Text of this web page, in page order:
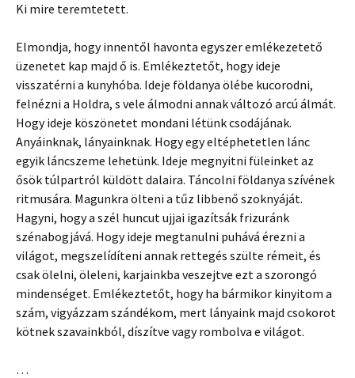
Ki mire teremtetett.
Elmondja, hogy innentől havonta egyszer emlékezetető
üzenetet kap majd ő is. Emlékeztetőt, hogy ideje
visszatérni a kunyhóba. Ideje földanya ölébe kucorodni,
felnézni a Holdra, s vele álmodni annak változó arcú álmát.
Hogy ideje köszönetet mondani létünk csodájának.
Anyáinknak, lányainknak. Hogy egy eltéphetetlen lánc
egyik láncszeme lehetünk. Ideje megnyitni füleinket az
ősök túlpartról küldött dalaira. Táncolni földanya szívének
ritmusára. Magunkra ölteni a tűz libbenő szoknyáját.
Hagyni, hogy a szél huncut ujjai igazítsák frizuránk
szénabogjává. Hogy ideje megtanulni puhává érezni a
világot, megszelídíteni annak rettegés szülte rémeit, és
csak ölelni, öleleni, karjainkba veszejtve ezt a szorongó
mindenséget. Emlékeztetőt, hogy ha bármikor kinyitom a
szám, vigyázzam szándékom, mert lányaink majd csokorot
kötnek szavainkból, díszítve vagy rombolva e világot.
…